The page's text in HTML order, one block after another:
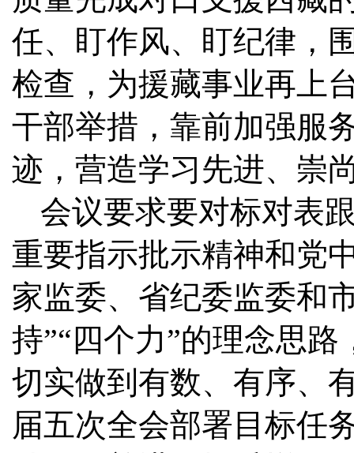
任、盯作风、盯纪律，
检查，为援藏事业再上
干部举措，靠前加强服
迹，营造学习先进、崇
会议要求要对标对表
重要指示批示精神和党
家监委、省纪委监委和
持”“四个力”的理念思
切实做到有数、有序、
届五次全会部署目标任